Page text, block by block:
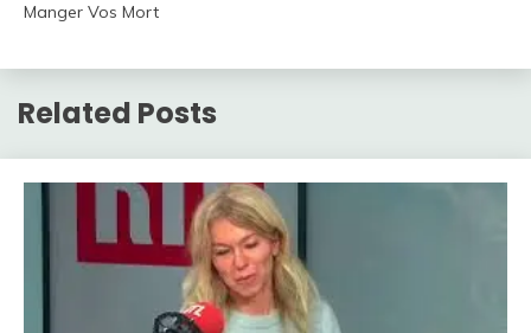
Manger Vos Mort
Related Posts